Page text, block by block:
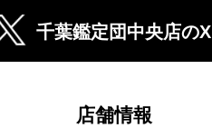
千葉鑑定団中央店のX
店舗情報